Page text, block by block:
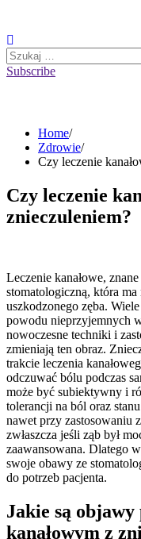
content
Szukaj:
Subscribe
Home
Zdrowie
Czy leczenie
Czy leczenie
znieczuleniem?
Leczenie kanałowe,
stomatologiczną, która
uszkodzonego zęba.
powodu nieprzyjemnych
nowoczesne techniki i
zmieniają ten obraz.
trakcie leczenia
odczuwać bólu podczas
może być subiektywny i
tolerancji na ból oraz
nawet przy zastosowaniu
zwłaszcza jeśli ząb był
zaawansowana. Dlatego
swoje obawy ze
do potrzeb pacjenta.
Jakie są
kanałowym z